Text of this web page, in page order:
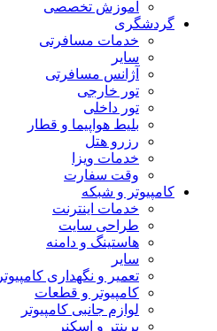
آموزش تخصصی
گردشگری
خدمات مسافرتی
سایر
آژانس مسافرتی
تور خارجی
تور داخلی
بلیط هواپیما و قطار
رزرو هتل
خدمات ویزا
وقت سفارت
کامپیوتر و شبکه
خدمات اینترنت
طراحی سایت
هاستینگ و دامنه
سایر
تعمیر و نگهداری کامپیوتر
کامپیوتر و قطعات
لوازم جانبی کامپیوتر
پرینتر و اسکنر